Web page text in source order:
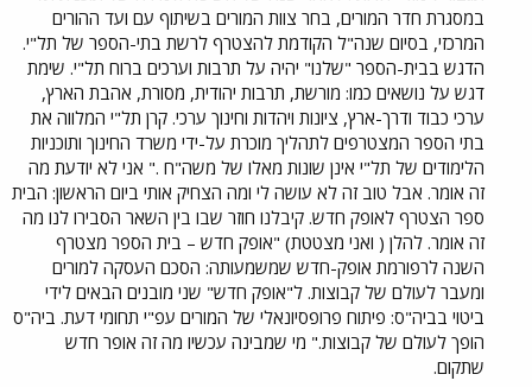
במסגרת חדר המורים, בחר צוות המורים בשיתוף עם ועד ההורים
המרכזי, בסיום שנה"ל הקודמת להצטרף לרשת בתי-הספר של תל"י.
הדגש בבית-הספר "שלנו" יהיה על תרבות וערכים ברוח תל"י. שימת
דגש על נושאים כמו: מורשת, תרבות יהודית, מסורת, אהבת הארץ,
ערכי כבוד ודרך-ארץ, ציונות ויהדות וחינוך ערכי. קרן תל"י המלווה את
בתי הספר המצטרפים לתהליך מוכרת על-ידי משרד החינוך ותוכניות
הלימודים של תל"י אינן שונות מאלו של משה"ח ." אני לא יודעת מה
זה אומר. אבל טוב זה לא עושה לי ומה הצחיק אותי ביום הראשון: הבית
ספר הצטרף לאופק חדש. קיבלנו חוזר שבו בין השאר הסבירו לנו מה
זה אומר. להלן ( ואני מצטטת) "אופק חדש – בית הספר מצטרף
השנה לרפורמת אופק-חדש שמשמעותה: הסכם העסקה למורים
ומעבר לעולם של קבוצות. ל"אופק חדש" שני מובנים הבאים לידי
ביטוי בביה"ס: פיתוח פרופסיונאלי של המורים עפ"י תחומי דעת. ביה"ס
הופך לעולם של קבוצות." מי שמבינה עכשיו מה זה אופר חדש
שתקום.